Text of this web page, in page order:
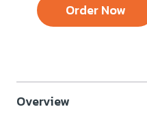
Order Now
Overview